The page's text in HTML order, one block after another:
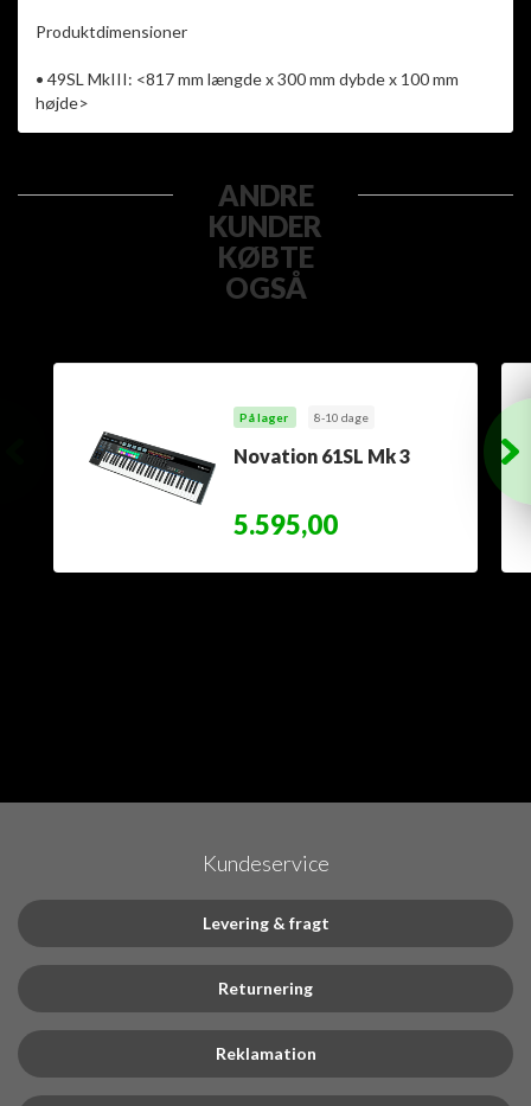
Produktdimensioner
• 49SL MkIII: <817 mm længde x 300 mm dybde x 100 mm
højde>
ANDRE
KUNDER
KØBTE
OGSÅ
På lager 8-10 dage
Novation 61SL Mk 3
5.595,00
Kundeservice
Levering & fragt
Returnering
Reklamation